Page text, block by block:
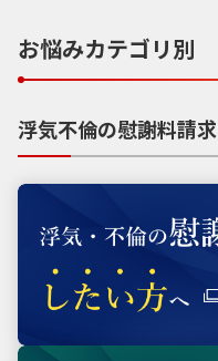
お悩みカテゴリ別
浮気不倫の慰謝料請求